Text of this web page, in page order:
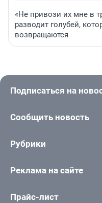
«Не привози их мне в
разводит голубей,
возвращаются
Подписаться на
Сообщить новость
Рубрики
Реклама на сайте
Прайс-лист